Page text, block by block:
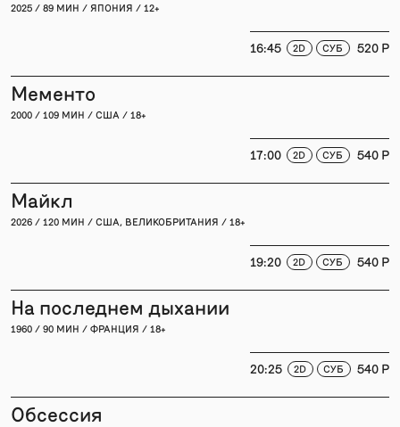
2025 / 89 МИН / ЯПОНИЯ / 12+
16:45 2D СУБ 520 P
Мементо
2000 / 109 МИН / США / 18+
17:00 2D СУБ 540 P
Майкл
2026 / 120 МИН / США, ВЕЛИКОБРИТАНИЯ / 18+
19:20 2D СУБ 540 P
На последнем дыхании
1960 / 90 МИН / ФРАНЦИЯ / 18+
20:25 2D СУБ 540 P
Обсессия